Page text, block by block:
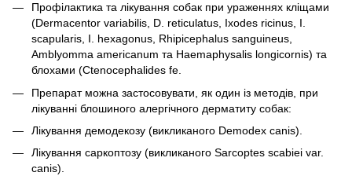
Профілактика та лікування собак при ураженнях кліщами
(Dermacentor variabilis, D. reticulatus, Ixodes ricinus, I.
scapularis, I. hexagonus, Rhipicephalus sanguineus,
Amblyomma americanum та Haemaphysalis longicornis) та
блохами (Ctenocephalides fe.
Препарат можна застосовувати, як один із методів, при
лікуванні блошиного алергічного дерматиту собак:
Лікування демодекозу (викликаного Demodex canis).
Лікування саркоптозу (викликаного Sarcoptes scabiei var.
canis).